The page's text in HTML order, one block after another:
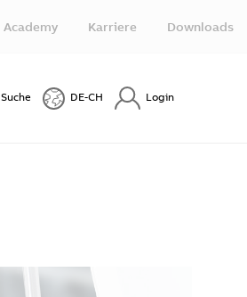
Academy Karriere Downloads
Suche DE-CH Login